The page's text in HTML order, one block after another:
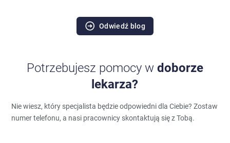
Odwiedź blog
Potrzebujesz pomocy w doborze
lekarza?
Nie wiesz, który specjalista będzie odpowiedni dla Ciebie?Zostaw
numer telefonu, a nasi pracownicy skontaktują się z Tobą.